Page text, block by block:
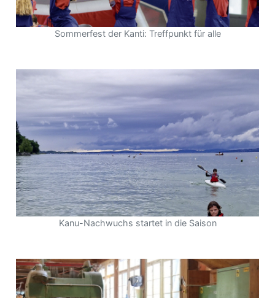
Sommerfest der Kanti: Treffpunkt für alle
Kanu-Nachwuchs startet in die Saison